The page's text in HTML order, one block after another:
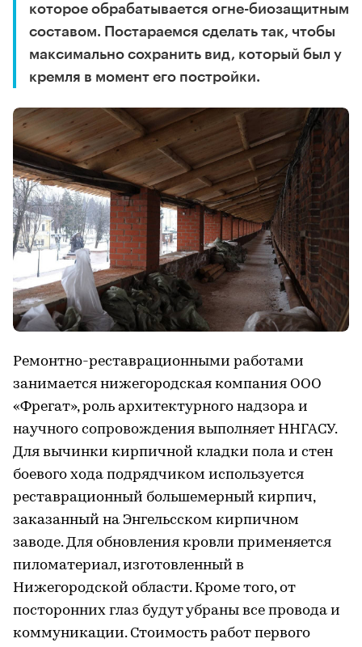
которое обрабатывается огне-биозащитным
составом. Постараемся сделать так, чтобы
максимально сохранить вид, который был у
кремля в момент его постройки.
Ремонтно-реставрационными работами
занимается нижегородская компания ООО
«Фрегат», роль архитектурного надзора и
научного сопровождения выполняет ННГАСУ.
Для вычинки кирпичной кладки пола и стен
боевого хода подрядчиком используется
реставрационный большемерный кирпич,
заказанный на Энгельсском кирпичном
заводе. Для обновления кровли применяется
пиломатериал, изготовленный в
Нижегородской области. Кроме того, от
посторонних глаз будут убраны все провода и
коммуникации. Стоимость работ первого